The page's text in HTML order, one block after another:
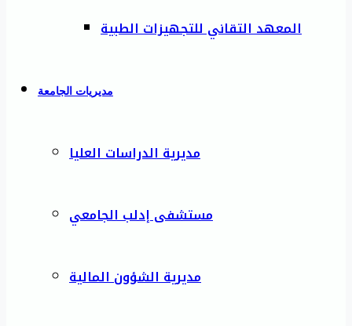
المعهد التقاني للتجهيزات الطبية
مديريات الجامعة
مديرية الدراسات العليا
مستشفى إدلب الجامعي
مديرية الشؤون المالية